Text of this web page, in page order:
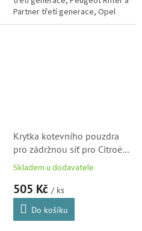
Partner třetí generace, Opel
Combo 2018-, Fiat Doblo 2018- a
Krytka kotevního pouzdra
pro zádržnou síť pro Citroën
Berlingo originál Citroen
Skladem u dodavatele
505 Kč / ks
Do košíku